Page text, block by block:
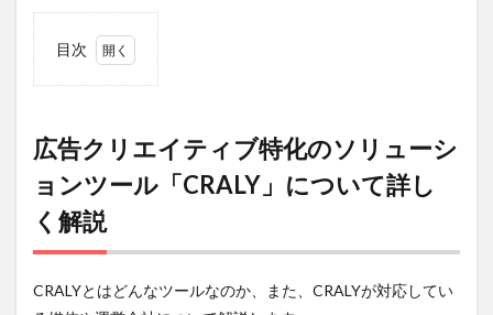
目次
化のソリ
ューショ
ンツール
「CRALY」
について
詳しく解
説
1.1
広
広告クリエイティブ特化のソリューシ
ョンツール「CRALY」について詳し
く解説
CRALYとはどんなツールなのか、また、CRALYが対応してい